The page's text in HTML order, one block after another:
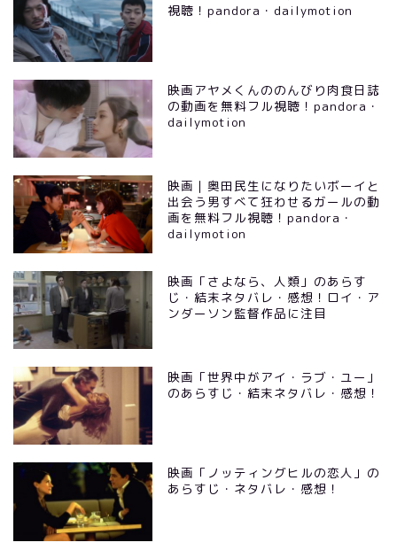
視聴！pandora・dailymotion
映画アヤメくんののんびり肉食日誌
の動画を無料フル視聴！pandora・
dailymotion
映画｜奥田民生になりたいボーイと
出会う男すべて狂わせるガールの動
画を無料フル視聴！pandora・
dailymotion
映画「さよなら、人類」のあらす
じ・結末ネタバレ・感想！ロイ・ア
ンダーソン監督作品に注目
映画「世界中がアイ・ラブ・ユー」
のあらすじ・結末ネタバレ・感想！
映画「ノッティングヒルの恋人」の
あらすじ・ネタバレ・感想！